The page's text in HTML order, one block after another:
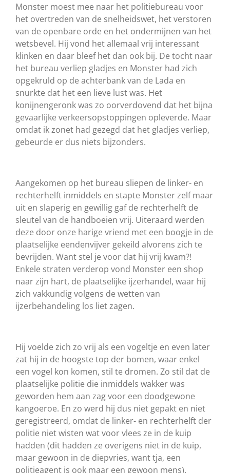
Monster moest mee naar het politiebureau voor
het overtreden van de snelheidswet, het verstoren
van de openbare orde en het ondermijnen van het
wetsbevel. Hij vond het allemaal vrij interessant
klinken en daar bleef het dan ook bij. De tocht naar
het bureau verliep gladjes en Monster had zich
opgekruld op de achterbank van de Lada en
snurkte dat het een lieve lust was. Het
konijnengeronk was zo oorverdovend dat het bijna
gevaarlijke verkeersopstoppingen opleverde. Maar
omdat ik zonet had gezegd dat het gladjes verliep,
gebeurde er dus niets bijzonders.
Aangekomen op het bureau sliepen de linker- en
rechterhelft inmiddels en stapte Monster zelf maar
uit en slaperig en gewillig gaf de rechterhelft de
sleutel van de handboeien vrij. Uiteraard werden
deze door onze harige vriend met een boogje in de
plaatselijke eendenvijver gekeild alvorens zich te
bevrijden. Want stel je voor dat hij vrij kwam?!
Enkele straten verderop vond Monster een shop
naar zijn hart, de plaatselijke ijzerhandel, waar hij
zich vakkundig volgens de wetten van
ijzerbehandeling los liet zagen.
Hij voelde zich zo vrij als een vogeltje en even later
zat hij in de hoogste top der bomen, waar enkel
een vogel kon komen, stil te dromen. Zo stil dat de
plaatselijke politie die inmiddels wakker was
geworden hem aan zag voor een doodgewone
kangoeroe. En zo werd hij dus niet gepakt en niet
geregistreerd, omdat de linker- en rechterhelft der
politie niet wisten wat voor vlees ze in de kuip
hadden (dit hadden ze overigens niet in de kuip,
maar gewoon in de diepvries, want tja, een
politieagent is ook maar een gewoon mens).